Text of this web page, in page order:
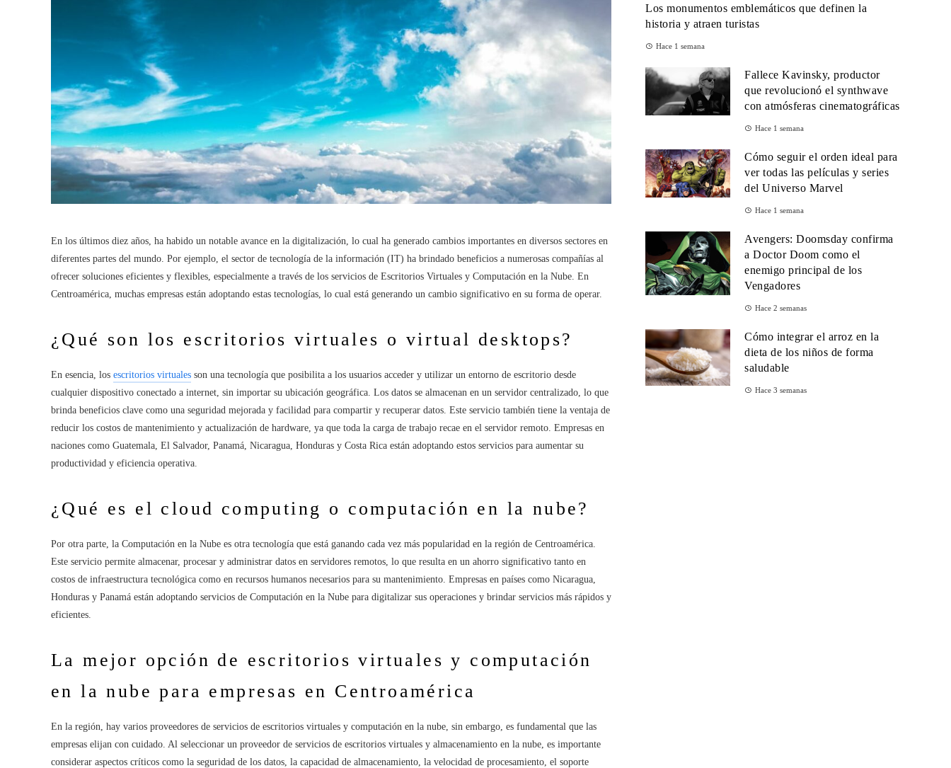
En los últimos diez años, ha habido un notable avance en la digitalización, lo cual ha generado cambios importantes en diversos sectores en
diferentes partes del mundo. Por ejemplo, el sector de tecnología de la información (IT) ha brindado beneficios a numerosas compañías al
ofrecer soluciones eficientes y flexibles, especialmente a través de los servicios de Escritorios Virtuales y Computación en la Nube. En
Centroamérica, muchas empresas están adoptando estas tecnologías, lo cual está generando un cambio significativo en su forma de operar.
¿Qué son los escritorios virtuales o virtual desktops?
En esencia, los escritorios virtuales son una tecnología que posibilita a los usuarios acceder y utilizar un entorno de escritorio desde
cualquier dispositivo conectado a internet, sin importar su ubicación geográfica. Los datos se almacenan en un servidor centralizado, lo que
brinda beneficios clave como una seguridad mejorada y facilidad para compartir y recuperar datos. Este servicio también tiene la ventaja de
reducir los costos de mantenimiento y actualización de hardware, ya que toda la carga de trabajo recae en el servidor remoto. Empresas en
naciones como Guatemala, El Salvador, Panamá, Nicaragua, Honduras y Costa Rica están adoptando estos servicios para aumentar su
productividad y eficiencia operativa.
¿Qué es el cloud computing o computación en la nube?
Por otra parte, la Computación en la Nube es otra tecnología que está ganando cada vez más popularidad en la región de Centroamérica.
Este servicio permite almacenar, procesar y administrar datos en servidores remotos, lo que resulta en un ahorro significativo tanto en
costos de infraestructura tecnológica como en recursos humanos necesarios para su mantenimiento. Empresas en países como Nicaragua,
Honduras y Panamá están adoptando servicios de Computación en la Nube para digitalizar sus operaciones y brindar servicios más rápidos y
eficientes.
La mejor opción de escritorios virtuales y computación
en la nube para empresas en Centroamérica
En la región, hay varios proveedores de servicios de escritorios virtuales y computación en la nube, sin embargo, es fundamental que las
empresas elijan con cuidado. Al seleccionar un proveedor de servicios de escritorios virtuales y almacenamiento en la nube, es importante
considerar aspectos críticos como la seguridad de los datos, la capacidad de almacenamiento, la velocidad de procesamiento, el soporte
Los monumentos emblemáticos que definen la
historia y atraen turistas
Hace 1 semana
Fallece Kavinsky, productor
que revolucionó el synthwave
con atmósferas cinematográficas
Hace 1 semana
Cómo seguir el orden ideal para
ver todas las películas y series
del Universo Marvel
Hace 1 semana
Avengers: Doomsday confirma
a Doctor Doom como el
enemigo principal de los
Vengadores
Hace 2 semanas
Cómo integrar el arroz en la
dieta de los niños de forma
saludable
Hace 3 semanas